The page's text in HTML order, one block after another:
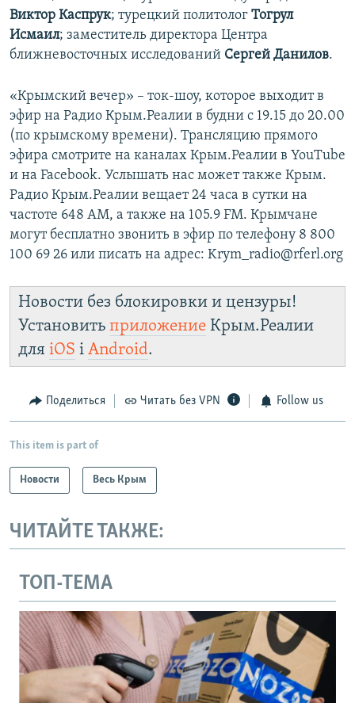
Виктор Каспрук; турецкий политолог Тогрул
Исмаил; заместитель директора Центра
ближневосточных исследований Сергей Данилов.
«Крымский вечер» – ток-шоу, которое выходит в
эфир на Радио Крым.Реалии в будни с 19.15 до 20.00
(по крымскому времени). Трансляцию прямого
эфира смотрите на каналах Крым.Реалии в YouTube
и на Facebook. Услышать нас может также Крым.
Радио Крым.Реалии вещает 24 часа в сутки на
частоте 648 АМ, а также на 105.9 FM. Крымчане
могут бесплатно звонить в эфир по телефону 8 800
100 69 26 или писать на адрес: Krym_radio@rferl.org
Новости без блокировки и цензуры!
Установить приложение Крым.Реалии
для iOS і Android.
Поделиться Читать без VPN Follow us
This item is part of
Новости Весь Крым
ЧИТАЙТЕ ТАКЖЕ:
ТОП-ТЕМА